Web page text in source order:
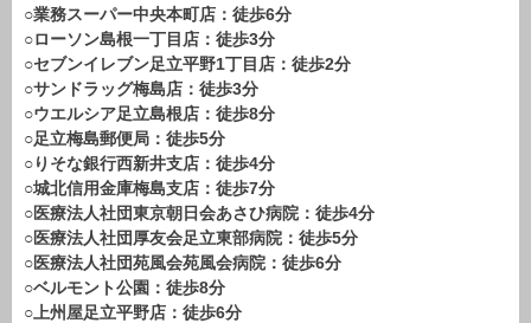
○業務スーパー中央本町店：徒歩6分
○ローソン島根一丁目店：徒歩3分
○セブンイレブン足立平野1丁目店：徒歩2分
○サンドラッグ梅島店：徒歩3分
○ウエルシア足立島根店：徒歩8分
○足立梅島郵便局：徒歩5分
○りそな銀行西新井支店：徒歩4分
○城北信用金庫梅島支店：徒歩7分
○医療法人社団東京朝日会あさひ病院：徒歩4分
○医療法人社団厚友会足立東部病院：徒歩5分
○医療法人社団苑風会苑風会病院：徒歩6分
○ベルモント公園：徒歩8分
○上州屋足立平野店：徒歩6分
エリアから探す
路線から探す
マンション
エリアから探す
路線から探す
土 地
エリアから探す
路線から探す
エリアから物件検索